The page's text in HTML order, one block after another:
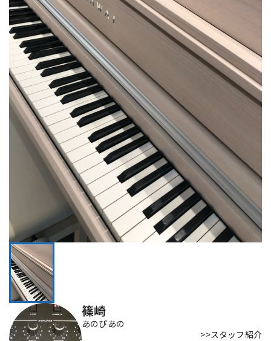
ドラム パーカッション
キーボード 電子ピアノ
管楽器 その他楽器
アンプ エフェクター
DJ機器 DTM
DTM オンライン納品
配信/ライブ機器
中古 ヴィンテージ
篠崎
あのぴあの
>>スタッフ紹介